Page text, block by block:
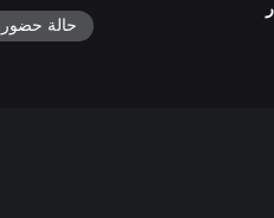
حالة حضور Xbox